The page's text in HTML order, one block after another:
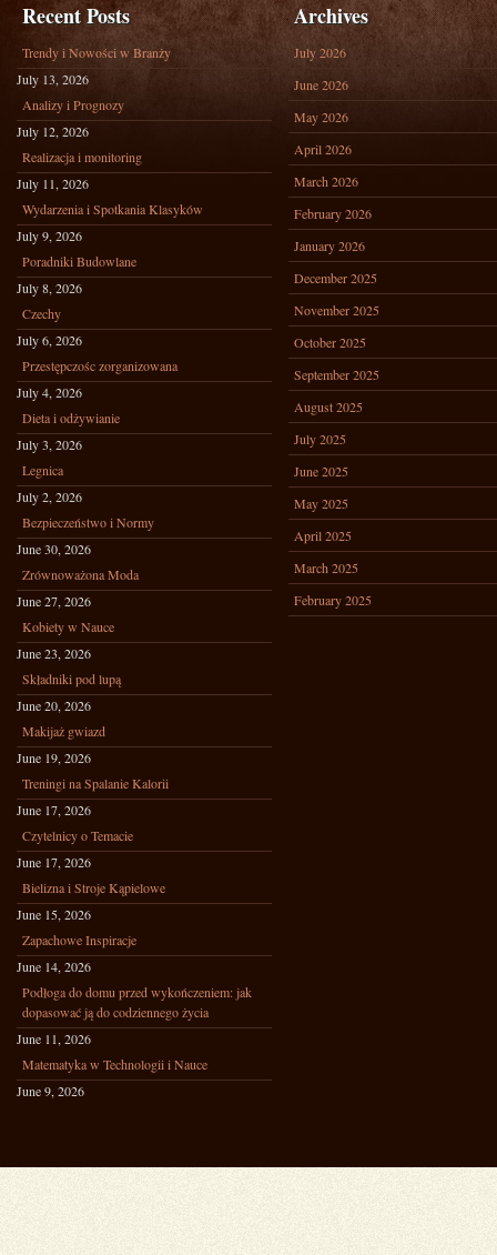
Recent Posts
Trendy i Nowości w Branży
July 13, 2026
Analizy i Prognozy
July 12, 2026
Realizacja i monitoring
July 11, 2026
Wydarzenia i Spotkania Klasyków
July 9, 2026
Poradniki Budowlane
July 8, 2026
Czechy
July 6, 2026
Przestępczośc zorganizowana
July 4, 2026
Dieta i odżywianie
July 3, 2026
Legnica
July 2, 2026
Bezpieczeństwo i Normy
June 30, 2026
Zrównoważona Moda
June 27, 2026
Kobiety w Nauce
June 23, 2026
Składniki pod lupą
June 20, 2026
Makijaż gwiazd
June 19, 2026
Treningi na Spalanie Kalorii
June 17, 2026
Czytelnicy o Temacie
June 17, 2026
Bielizna i Stroje Kąpielowe
June 15, 2026
Zapachowe Inspiracje
June 14, 2026
Podłoga do domu przed wykończeniem: jak
dopasować ją do codziennego życia
June 11, 2026
Matematyka w Technologii i Nauce
June 9, 2026
Archives
July 2026
June 2026
May 2026
April 2026
March 2026
February 2026
January 2026
December 2025
November 2025
October 2025
September 2025
August 2025
July 2025
June 2025
May 2025
April 2025
March 2025
February 2025